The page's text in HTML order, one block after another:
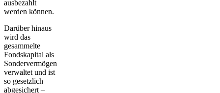
ausbezahlt
werden können.
Darüber hinaus
wird das
gesammelte
Fondskapital als
Sondervermögen
verwaltet und ist
so gesetzlich
abgesichert –